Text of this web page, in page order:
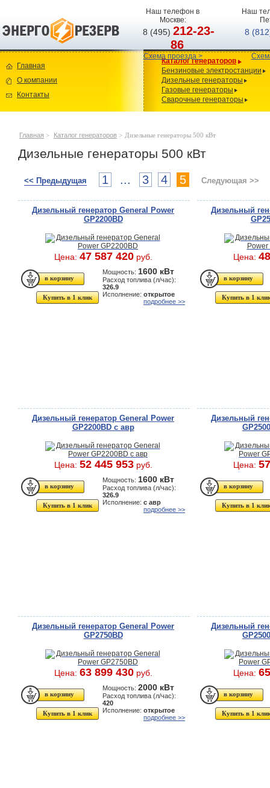
Наш телефон в
Москве:
8 (495)212-23-
86
Схема проезда >
Наш
8
Главная
О компании
Контакты
Каталог генераторов
Бензиновые электростанции
Дизельные генераторы
Газовые генераторы
Сварочные генераторы
Главная > Каталог генераторов > Дизельные генераторы 500 кВт
Дизельные генераторы 500 кВт
<< Предыдущая 1 ... 3 4 5 Следующая >>
Дизельный генератор General Power
GP2200BD
Цена: 47 587 420руб.
Купить в 1 клик
Мощность: 1600 кВт
Расход топлива (л/час):
326.9
Исполнение: открытое
подробнее >>
Дизельный
Цена:
Купить в 1
Дизельный генератор General Power
GP2200BD с авр
Цена: 52 445 953руб.
Купить в 1 клик
Мощность: 1600 кВт
Расход топлива (л/час):
326.9
Исполнение: с авр
подробнее >>
Дизельный
Цена:
Купить в 1
Дизельный генератор General Power
GP2750BD
Цена: 63 899 430руб.
Купить в 1 клик
Мощность: 2000 кВт
Расход топлива (л/час):
420
Исполнение: открытое
подробнее >>
Дизельный
Цена:
Купить в 1